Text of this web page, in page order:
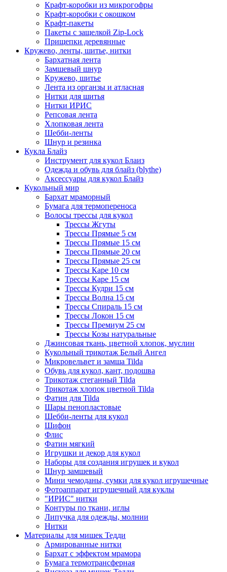
Крафт-коробки из микрогофры
Крафт-коробки с окошком
Крафт-пакеты
Пакеты с защелкой Zip-Lock
Прищепки деревянные
Кружево, ленты, шитье, нитки
Бархатная лента
Замшевый шнур
Кружево, шитье
Лента из органзы и атласная
Нитки для шитья
Нитки ИРИС
Репсовая лента
Хлопковая лента
Шебби-ленты
Шнур и резинка
Кукла Блайз
Инструмент для кукол Блаиз
Одежда и обувь для блайз (blythe)
Аксессуары для кукол Блайз
Кукольный мир
Бархат мраморный
Бумага для термопереноса
Волосы трессы для кукол
Трессы Жгуты
Трессы Прямые 5 см
Трессы Прямые 15 см
Трессы Прямые 20 см
Трессы Прямые 25 см
Трессы Каре 10 см
Трессы Каре 15 см
Трессы Кудри 15 см
Трессы Волна 15 см
Трессы Спираль 15 см
Трессы Локон 15 см
Трессы Премиум 25 см
Трессы Козы натуральные
Джинсовая ткань, цветной хлопок, муслин
Кукольный трикотаж Белый Ангел
Микровельвет и замша Tilda
Обувь для кукол, кант, подошва
Трикотаж стеганный Tilda
Трикотаж хлопок цветной Tilda
Фатин для Tilda
Шары пенопластовые
Шебби-ленты для кукол
Шифон
Флис
Фатин мягкий
Игрушки и декор для кукол
Наборы для создания игрушек и кукол
Шнур замшевый
Мини чемоданы, сумки для кукол игрушечные
Фотоаппарат игрушечный для куклы
"ИРИС" нитки
Контуры по ткани, иглы
Липучка для одежды, молнии
Нитки
Материалы для мишек Тедди
Армированные нитки
Бархат с эффектом мрамора
Бумага термотрансферная